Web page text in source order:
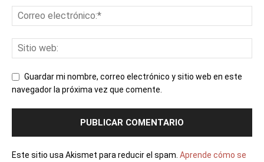
Guardar mi nombre, correo electrónico y sitio web en este
navegador la próxima vez que comente.
Este sitio usa Akismet para reducir el spam. Aprende cómo se